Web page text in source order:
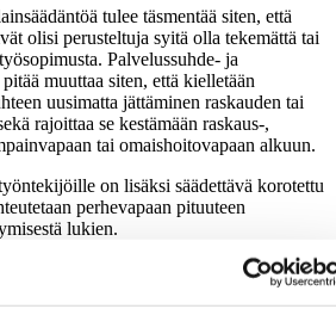
tulee täsmentää siten, että
olisi perusteltuja syitä olla tekemättä tai
Palvelussuhde- ja
muuttaa siten, että kielletään
uusimatta jättäminen raskauden tai
rajoittaa se kestämään raskaus-,
tai omaishoitovapaan alkuun.
on lisäksi säädettävä korotettu
perhevapaan pituuteen
lukien.
ketjutuksen estämiseksi
olisi neuvoteltava määräaikaisten